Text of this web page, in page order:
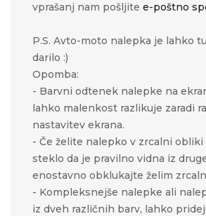
vprašanj nam pošljite e-poštno
P.S. Avto-moto nalepka je lahko
darilo :)
Opomba:
- Barvni odtenek nalepke na
lahko malenkost razlikuje zaradi
nastavitev ekrana.
- Če želite nalepko v zrcalni obliki
steklo da je pravilno vidna iz
enostavno obklukajte želim
- Kompleksnejše nalepke ali
iz dveh različnih barv, lahko